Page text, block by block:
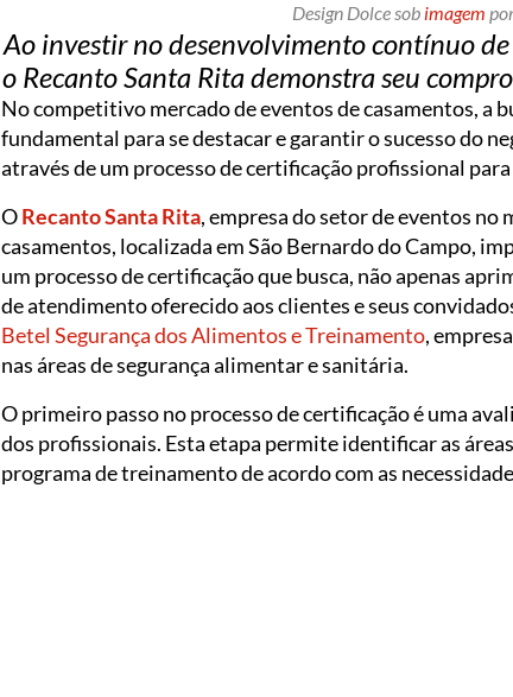
Design Dolce sob imagem
Ao investir no desenvolvimento contínuo de
o Recanto Santa Rita demonstra seu
No competitivo mercado de eventos de casamentos, a
fundamental para se destacar e garantir o sucesso do
através de um processo de certificação profissional
ORecanto Santa Rita, empresa do setor de eventos no
casamentos, localizada em São Bernardo do Campo,
um processo de certificação que busca, não apenas
de atendimento oferecido aos clientes e seus
Betel Segurança dos Alimentos e Treinamento,
nas áreas de segurança alimentar e sanitária.
O primeiro passo no processo de certificação é uma
dos profissionais. Esta etapa permite identificar as
programa de treinamento de acordo com as